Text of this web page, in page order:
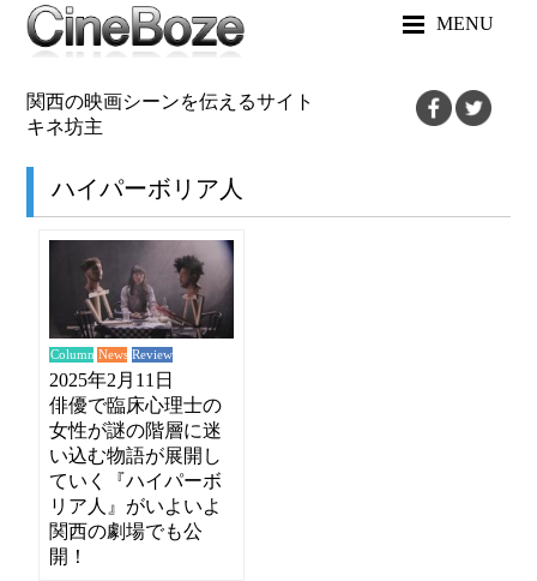
MENU
関西の映画シーンを伝えるサイト
キネ坊主
ハイパーボリア人
Column News Review
2025年2月11日
俳優で臨床心理士の
女性が謎の階層に迷
い込む物語が展開し
ていく『ハイパーボ
リア人』がいよいよ
関西の劇場でも公
開！